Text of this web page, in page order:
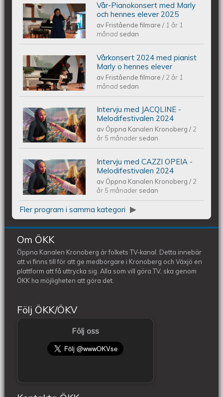
Piano Marly Azevedo Andersson
Vårkonsert EQUMkyrkan 250607
Vår-Pianokonsert med Marly
och hennes elever 2025
av Fristående filmare/ 1 år 1
månad sedan
Piano Marly Azevedo Andersson
Vårkonsert EQUMENIAkyrkan
240608
Vårkonsert 2024 med pianist
Marly o hennes elever
av Fristående filmare/ 2 år 1
månad sedan
Intervju med JACQLINE -
Melodifestivalen 2024
Intervju med JACQLINE -
Melodifestivalen 2024
av Öppna Kanalen Kronoberg/ 2
år 5 månader sedan
Intervju med CAZZI OPEIA -
Melodifestivalen 2024
Intervju med CAZZI OPEIA -
Melodifestivalen 2024
av Öppna Kanalen Kronoberg/ 2
år 5 månader sedan
Fler program i samma kategori
Om ÖKK
Öppna Kanalen Kronoberg är folkets TV-kanal. Detta innebär
att vi finns till för att ge medborgare i Kronoberg och Växjö en
plattform att få uttrycka sig. Alla som vill göra TV, ska genom
ÖKK ha möjligheten att göra det.
Följ ÖKK/ÖKV
Följ oss